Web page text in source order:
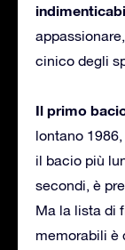
cinico degli
Il primo
lontano
il bacio più
secondi, è
Ma la lista di
memorabili è